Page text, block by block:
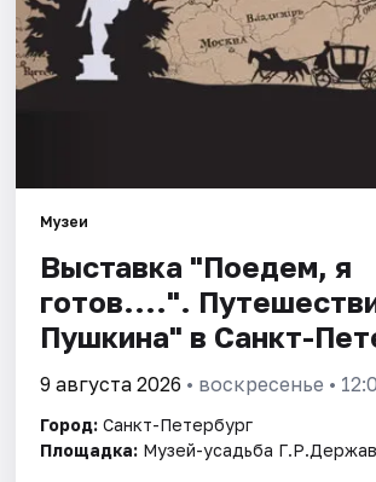
Музеи
Выставка "Поедем, я
готов....".
Пушкина" в Санкт-
9 августа 2026 • воскресенье •
Город: Санкт-Петербург
Площадка: Музей-усадьба